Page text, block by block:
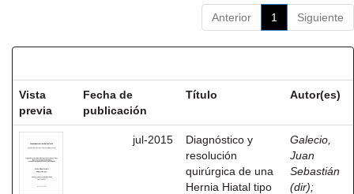
Anterior 1 Siguiente
Vista
previa
Fecha de
publicación
Título Autor(es)
jul-2015
Diagnóstico y
resolución
quirúrgica de una
Hernia Hiatal tipo
Galecio,
Juan
Sebastián
(dir);